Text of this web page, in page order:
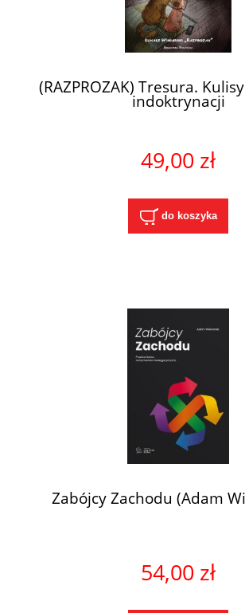
(RAZPROZAK) Tresura.
indoktrynacji
49,00 zł
do koszyka
Zabójcy Zachodu (Adam
54,00 zł